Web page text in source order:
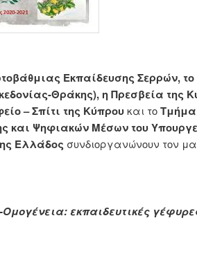
Εκπαίδευσης Σερρών,
Θράκης), η Πρεσβεία της
– Σπίτι της Κύπρουκαι τοΤμήμα
και Ψηφιακών Μέσων του
Ελλάδος συνδιοργανώνουν τον
εκπαιδευτικές